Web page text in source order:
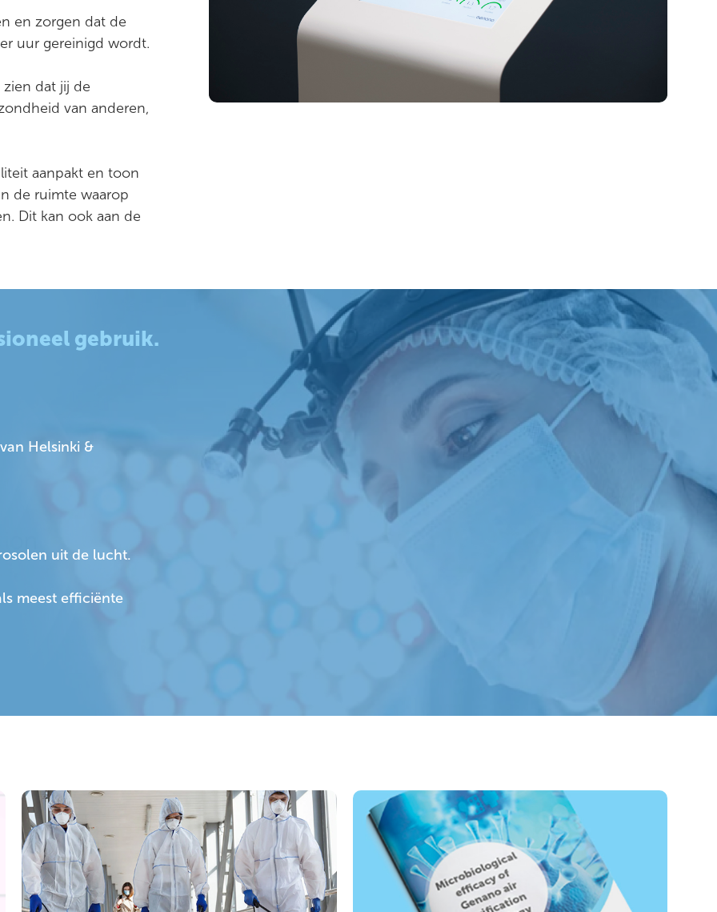
en zorgen dat de
uur gereinigd wordt.
dat jij de
van anderen,
aanpakt en toon
de ruimte waarop
Dit kan ook aan de
gebruik.
Helsinki &
uit de lucht.
meest efficiënte